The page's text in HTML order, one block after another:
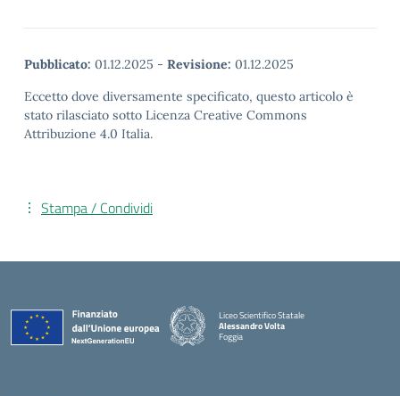
Pubblicato: 01.12.2025 - Revisione: 01.12.2025
Eccetto dove diversamente specificato, questo articolo è
stato rilasciato sotto Licenza Creative Commons
Attribuzione 4.0 Italia.
Stampa / Condividi
Liceo Scientifico Statale
Alessandro Volta
Foggia
— Visita la pagina iniziale della scuola